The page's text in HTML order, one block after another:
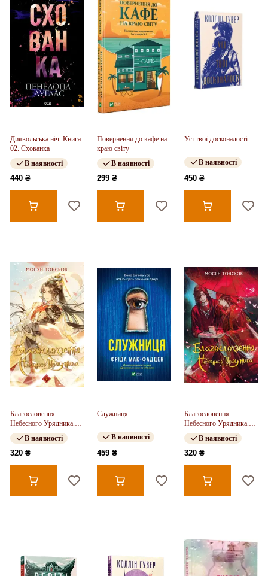
Диявольська ніч. Книга
02. Схованка
В наявності
440 ₴
Повернення до кафе на
краю світу
В наявності
299 ₴
Усі твої досконалості
В наявності
450 ₴
Благословення
Небесного Урядника.
Том 2
В наявності
320 ₴
Служниця
В наявності
459 ₴
Благословення
Небесного Урядника.
Том 1
В наявності
320 ₴